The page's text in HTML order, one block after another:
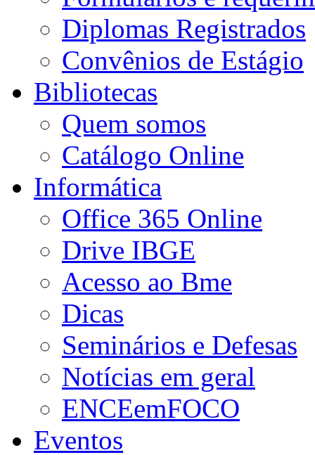
Diplomas Registrados
Convênios de Estágio
Bibliotecas
Quem somos
Catálogo Online
Informática
Office 365 Online
Drive IBGE
Acesso ao Bme
Dicas
Seminários e Defesas
Notícias em geral
ENCEemFOCO
Eventos